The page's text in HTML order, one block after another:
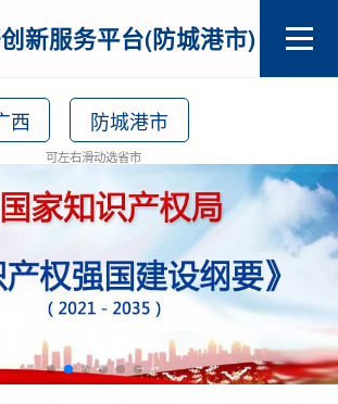
新服务平台(防城港市)
西 防城港市
可左右滑动选省市